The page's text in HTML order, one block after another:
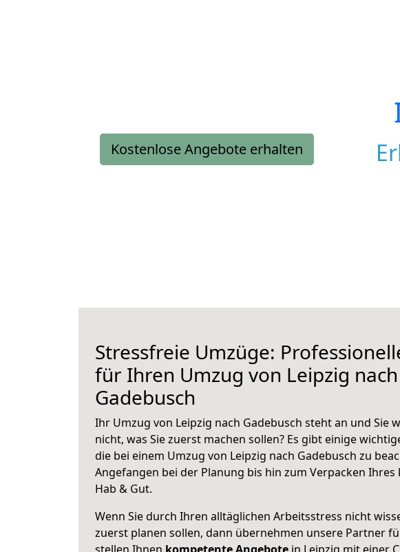
Kostenlose Angebote erhalten
Stressfreie Umzüge:
für Ihren Umzug von Leipzig nach
Gadebusch
Ihr Umzug von Leipzig nach Gadebusch steht an und Sie
nicht, was Sie zuerst machen sollen? Es gibt einige
die bei einem Umzug von Leipzig nach Gadebusch zu
Angefangen bei der Planung bis hin zum Verpacken Ihres
Hab & Gut.
Wenn Sie durch Ihren alltäglichen Arbeitsstress nicht
zuerst planen sollen, dann übernehmen unsere Partner